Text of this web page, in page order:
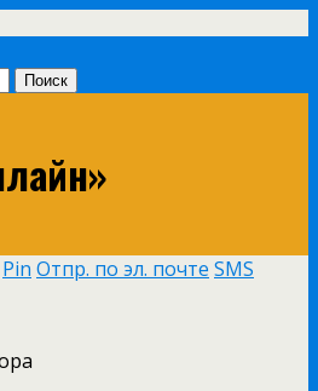
Pin Отпр. по эл. почте SMS